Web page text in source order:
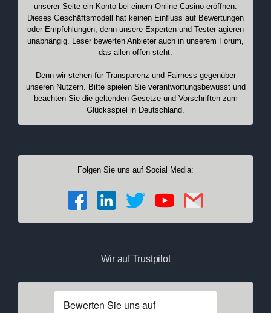
unserer Seite ein Konto bei einem Online-Casino eröffnen.
Dieses Geschäftsmodell hat keinen Einfluss auf Bewertungen
oder Empfehlungen, denn unsere Experten und Tester agieren
unabhängig. Leser bewerten Anbieter auch in unserem Forum,
das allen offen steht.
Denn wir stehen für Transparenz und Fairness gegenüber
unseren Nutzern. Bitte spielen Sie verantwortungsbewusst und
beachten Sie die geltenden Gesetze und Vorschriften zum
Glücksspiel in Deutschland.
Folgen Sie uns auf Social Media:
Wir auf Trustpilot